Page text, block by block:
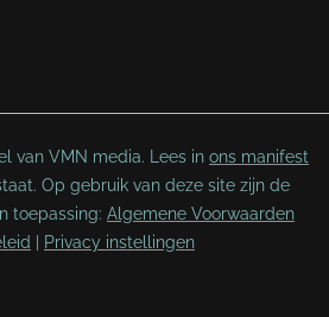
van VMN media. Lees in ons manifest
Op gebruik van deze site zijn de
toepassing: Algemene Voorwaarden
Privacy instellingen